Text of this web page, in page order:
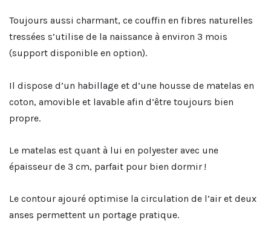
Toujours aussi charmant, ce couffin en fibres naturelles
tressées s’utilise de la naissance à environ 3 mois
(support disponible en option).
Il dispose d’un habillage et d’une housse de matelas en
coton, amovible et lavable afin d’être toujours bien
propre.
Le matelas est quant à lui en polyester avec une
épaisseur de 3 cm, parfait pour bien dormir !
Le contour ajouré optimise la circulation de l’air et deux
anses permettent un portage pratique.